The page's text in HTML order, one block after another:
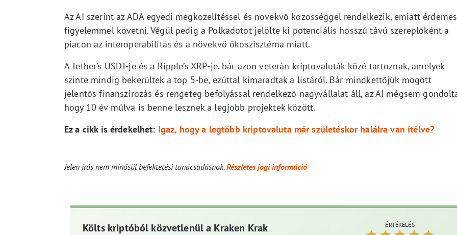
Az AI szerint az ADA egyedi megközelítéssel és növekvő közösséggel rendelkezik, emiatt érdemes
figyelemmel követni. Végül pedig a Polkadotot jelölte ki potenciális hosszú távú szereplőként a
piacon az interoperabilitás és a növekvő ökoszisztéma miatt.
A Tether’s USDT-je és a Ripple’s XRP-je, bár azon veterán kriptovaluták közé tartoznak, amelyek
szinte mindig bekerültek a top 5-be, ezúttal kimaradtak a listáról. Bár mindkettőjük mögött
jelentős finanszírozás és rengeteg befolyással rendelkező nagyvállalat áll, az AI mégsem
hogy 10 év múlva is benne lesznek a legjobb projektek között.
Ez a cikk is érdekelhet: Igaz, hogy a legtöbb kriptovaluta már születéskor halálra van ítélve?
Jelen írás nem minősül befektetési tanácsadásnak.Részletes jogi információ
Költs kriptóból közvetlenül a Kraken Krak
ÉRTÉKELÉS